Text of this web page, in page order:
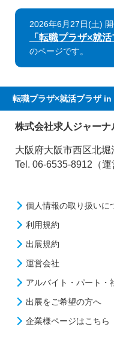
2026年6月27日(土)
「転職プラザ×就
のページです。
転職プラザ×就活プラザ in
株式会社求人ジャーナ
大阪府大阪市西区北
Tel. 06-6535-8912（運
個人情報の取り扱いに
利用規約
出展規約
運営会社
アルバイト・パート・
出展をご希望の方へ
企業様ページはこちら